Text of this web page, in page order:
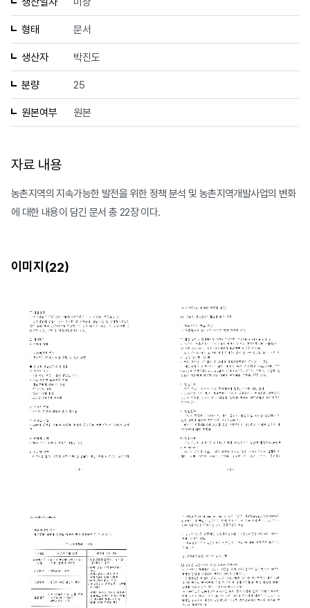
형태 문서
생산자 박진도
분량 25
원본여부 원본
자료 내용
농촌지역의 지속가능한 발전을 위한 정책 분석 및 농촌지역개발사업의 변화
에 대한 내용이 담긴 문서 총 22장 이다.
이미지(22)